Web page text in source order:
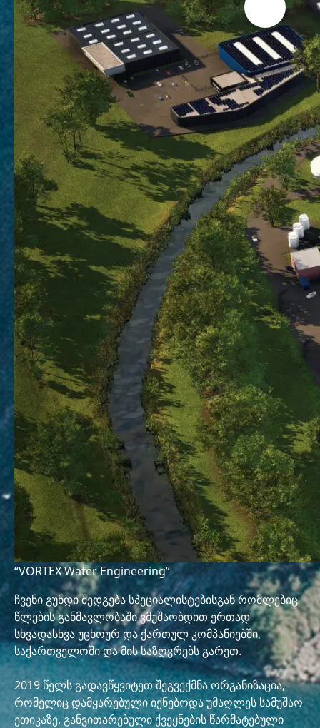
“VORTEX Water Engineering”
ჩვენი გუნდი შედგება სპეციალისტებისგან რომლებიც
წლების განმავლობაში ვმუშაობდით ერთად
სხვადასხვა უცხოურ და ქართულ კომპანიებში,
საქართველოში და მის საზღვრებს გარეთ.
2019 წელს გადავწყვიტეთ შეგვექმნა ორგანიზაცია,
რომელიც დამყარებული იქნებოდა უმაღლეს სამუშაო
ეთიკაზე, განვითარებული ქვეყნების წარმატებული